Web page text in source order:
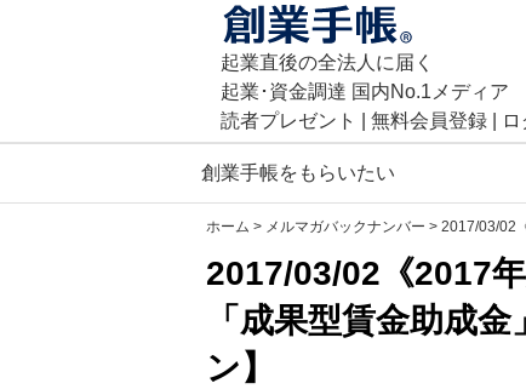
起業直後の全法人に届く
起業･資金調達 国内No.1メディア
読者プレゼント
無料会員登録
創業手帳をもらいたい
ホーム > メルマガバックナンバー > 2017/03/02
2017/03/02《2017
「成果型賃金助成
ン】